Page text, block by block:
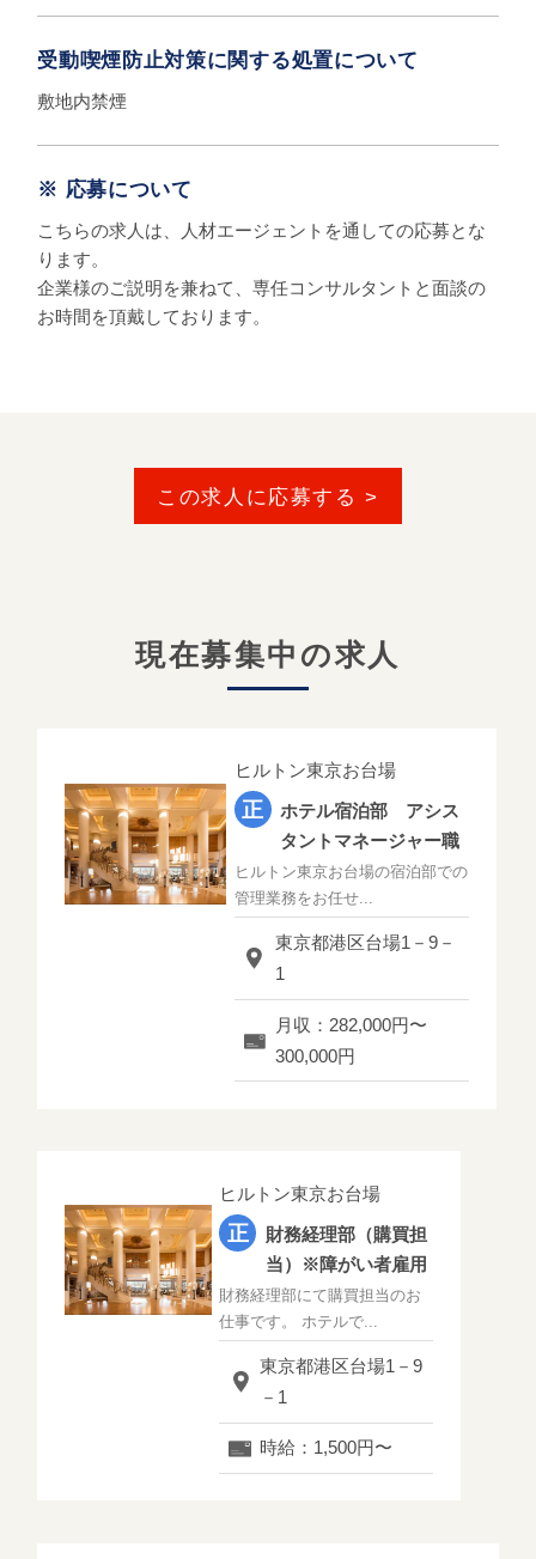
受動喫煙防止対策に関する処置について
敷地内禁煙
※ 応募について
こちらの求人は、人材エージェントを通しての応募とな
ります。
企業様のご説明を兼ねて、専任コンサルタントと面談の
お時間を頂戴しております。
この求人に応募する >
現在募集中の求人
ヒルトン東京お台場
ホテル宿泊部 アシス
タントマネージャー職
ヒルトン東京お台場の宿泊部での
管理業務をお任せ...
東京都港区台場1－9－
1
月収：282,000円〜
300,000円
ヒルトン東京お台場
財務経理部（購買担
当）※障がい者雇用
財務経理部にて購買担当のお
仕事です。 ホテルで...
東京都港区台場1－9
－1
時給：1,500円〜